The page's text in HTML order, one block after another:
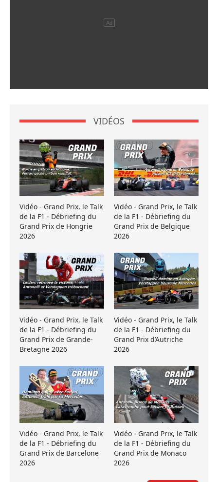
VIDÉOS
Vidéo - Grand Prix, le Talk
de la F1 - Débriefing du
Grand Prix de Hongrie
2026
Vidéo - Grand Prix, le Talk
de la F1 - Débriefing du
Grand Prix de Belgique
2026
Vidéo - Grand Prix, le Talk
de la F1 - Débriefing du
Grand Prix de Grande-
Bretagne 2026
Vidéo - Grand Prix, le Talk
de la F1 - Débriefing du
Grand Prix d’Autriche
2026
Vidéo - Grand Prix, le Talk
de la F1 - Débriefing du
Grand Prix de Barcelone
2026
Vidéo - Grand Prix, le Talk
de la F1 - Débriefing du
Grand Prix de Monaco
2026